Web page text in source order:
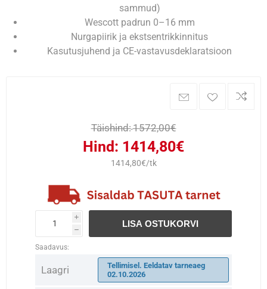
sammud)
Wescott padrun 0–16 mm
Nurgapiirik ja ekstsentrikkinnitus
Kasutusjuhend ja CE‑vastavusdeklaratsioon
Täishind:1572,00€
Hind: 1414,80€
1414,80€/tk
i
h
LISA OSTUKORVI
Saadavus:
Laagri
Tellimisel. Eeldatav tarneaeg
02.10.2026